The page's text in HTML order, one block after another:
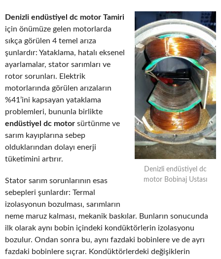
Denizli endüstiyel dc
motor Bobinaj Ustası
Denizli endüstiyel dc motor Tamiri
için önümüze gelen motorlarda
sıkça görülen 4 temel arıza
şunlardır: Yataklama, hatalı eksenel
ayarlamalar, stator sarımları ve
rotor sorunları. Elektrik
motorlarında görülen arızaların
%41’ini kapsayan yataklama
problemleri, bununla birlikte
endüstiyel dc motor sürtünme ve
sarım kayıplarına sebep
olduklarından dolayı enerji
tüketimini artırır.
Stator sarım sorunlarının esas
sebepleri şunlardır: Termal
izolasyonun bozulması, sarımların
neme maruz kalması, mekanik baskılar. Bunların sonucunda
ilk olarak aynı bobin içindeki kondüktörlerin izolasyonu
bozulur. Ondan sonra bu, aynı fazdaki bobinlere ve de ayrı
fazdaki bobinlere sıçrar. Kondüktörlerdeki değişiklerin